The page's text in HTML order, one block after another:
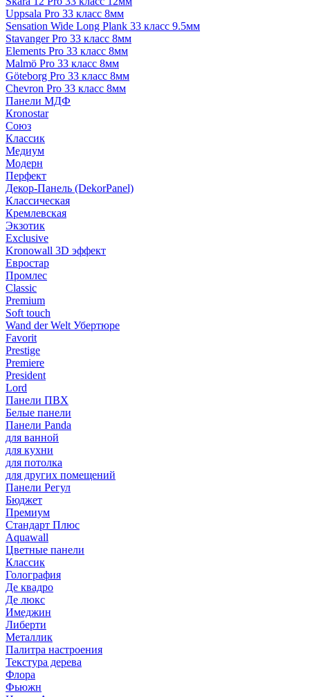
Uppsala Pro 33 класс 8мм
Sensation Wide Long Plank 33 класс 9.5мм
Stavanger Pro 33 класс 8мм
Elements Pro 33 класс 8мм
Malmö Pro 33 класс 8мм
Göteborg Pro 33 класс 8мм
Chevron Pro 33 класс 8мм
Панели МДФ
Кronostar
Союз
Классик
Медиум
Модерн
Перфект
Декор-Панель (DekorPanel)
Классическая
Кремлевская
Экзотик
Exclusive
Kronowall 3D эффект
Евростар
Промлес
Classic
Premium
Soft touch
Wand der Welt Убертюре
Favorit
Prestige
Premiere
President
Lord
Панели ПВХ
Белые панели
Панели Panda
для ванной
для кухни
для потолка
для других помещений
Панели Регул
Бюджет
Премиум
Стандарт Плюс
Aquawall
Цветные панели
Классик
Голография
Де квадро
Де люкс
Имеджин
Либерти
Металлик
Палитра настроения
Текстура дерева
Флора
Фьюжн